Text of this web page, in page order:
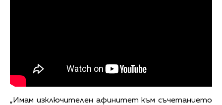
„Имам изключителен афинитет към съчетанието